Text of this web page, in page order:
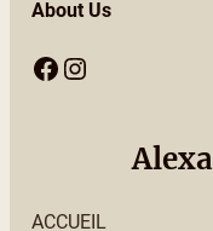
About Us
Facebook Instagram
ACCUEIL